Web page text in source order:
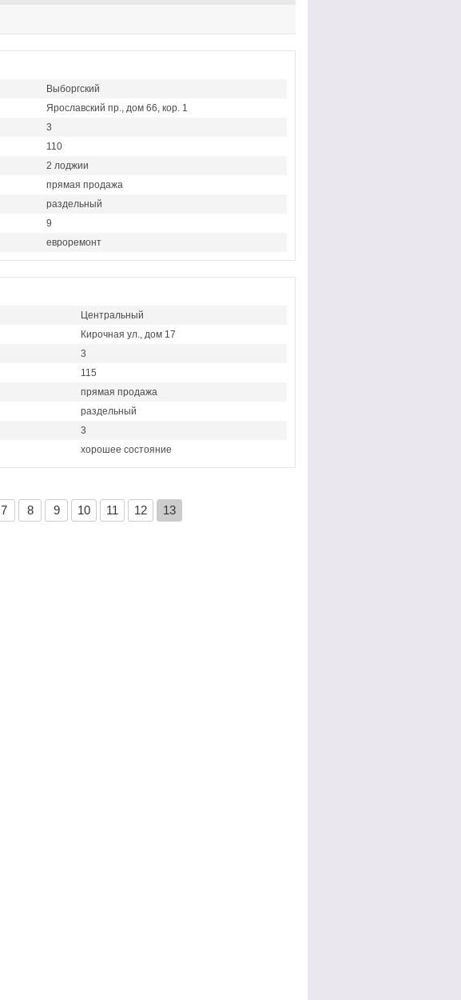
тел. 242-16-28
Выборгский
Ярославский пр., дом 66, кор. 1
3
110
2 лоджии
прямая продажа
раздельный
9
евроремонт
Центральный
Кирочная ул., дом 17
3
115
прямая продажа
раздельный
3
хорошее состояние
7 8 9 10 11 12 13